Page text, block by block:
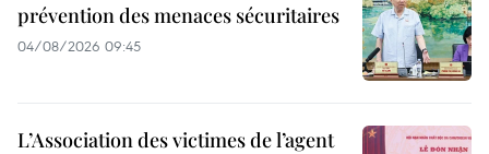
prévention des menaces sécuritaires
04/08/2026 09:45
L’Association des victimes de l’agent